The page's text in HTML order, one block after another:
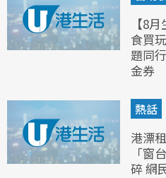
【8
食買
題同
金券
熱話
港漂
「窗
碎 網